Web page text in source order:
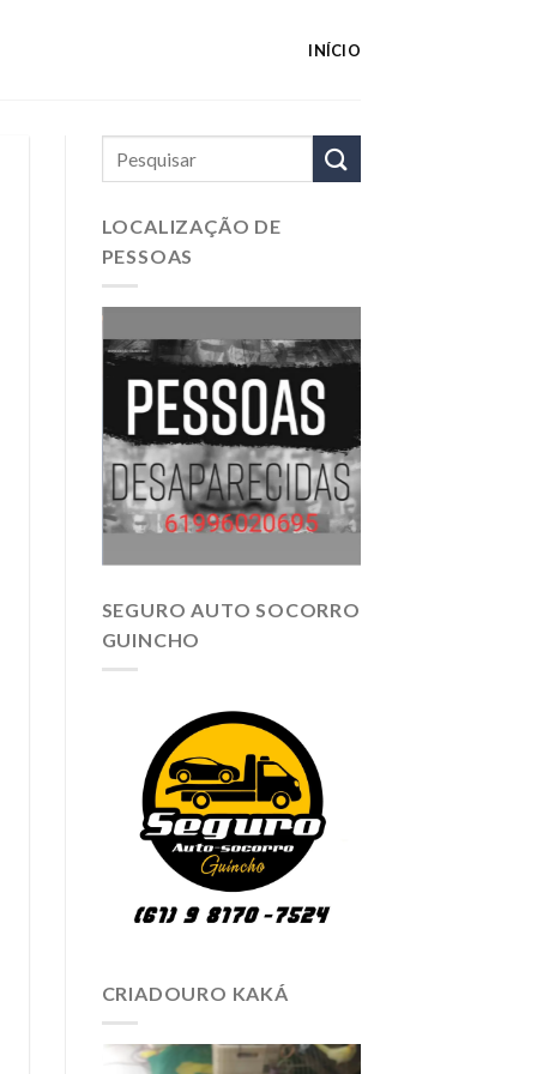
INÍCIO
LOCALIZAÇÃO DE
PESSOAS
SEGURO AUTO SOCORRO
GUINCHO
CRIADOURO KAKÁ